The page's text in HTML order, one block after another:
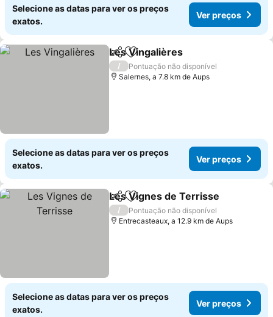
Selecione as datas para ver os preços
exatos.
Ver preços
PartilharAdicionar aos favoritos
Les Vingalières
/
Pontuação não disponível
Salernes, a 7.8 km de Aups
Selecione as datas para ver os preços
exatos.
Ver preços
PartilharAdicionar aos favoritos
Les Vignes de Terrisse
/
Pontuação não disponível
Entrecasteaux, a 12.9 km de Aups
Selecione as datas para ver os preços
exatos.
Ver preços